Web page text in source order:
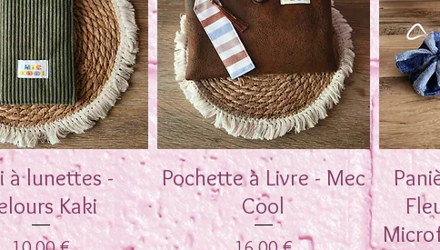
Aperçu rapide
à lunettes -
Kaki
Aperçu rapide
Pochette à Livre - Mec
Cool